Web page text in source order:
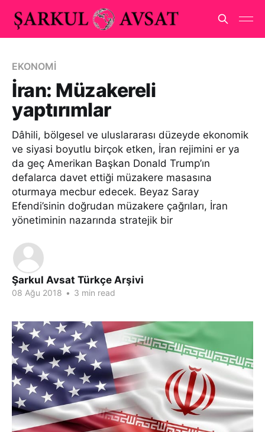
EKONOMİ
İran: Müzakereli
yaptırımlar
Dâhili, bölgesel ve uluslararası düzeyde ekonomik
ve siyasi boyutlu birçok etken, İran rejimini er ya
da geç Amerikan Başkan Donald Trump’ın
defalarca davet ettiği müzakere masasına
oturmaya mecbur edecek. Beyaz Saray
Efendi’sinin doğrudan müzakere çağrıları, İran
yönetiminin nazarında stratejik bir
Şarkul Avsat Türkçe Arşivi
08 Ağu 2018 • 3 min read